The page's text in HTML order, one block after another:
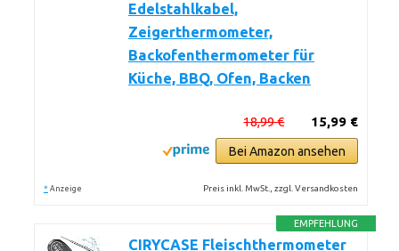
Edelstahlkabel,
Zeigerthermometer,
Backofenthermometer für
Küche, BBQ, Ofen, Backen
15,99 €
18,99 €
Bei Amazon ansehen
* Anzeige Preis inkl. MwSt., zzgl. Versandkosten
EMPFEHLUNG
CIRYCASE Fleischthermometer